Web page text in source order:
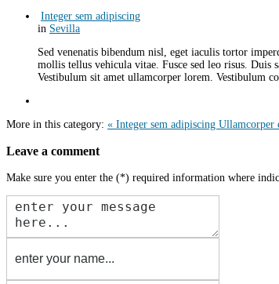
Integer sem adipiscing
in Sevilla
Sed venenatis bibendum nisl, eget iaculis tortor
mollis tellus vehicula vitae. Fusce sed leo risus. Duis
Vestibulum sit amet ullamcorper lorem. Vestibulum
More in this category: « Integer sem adipiscing Ullamcorper
Leave a comment
Make sure you enter the (*) required information where